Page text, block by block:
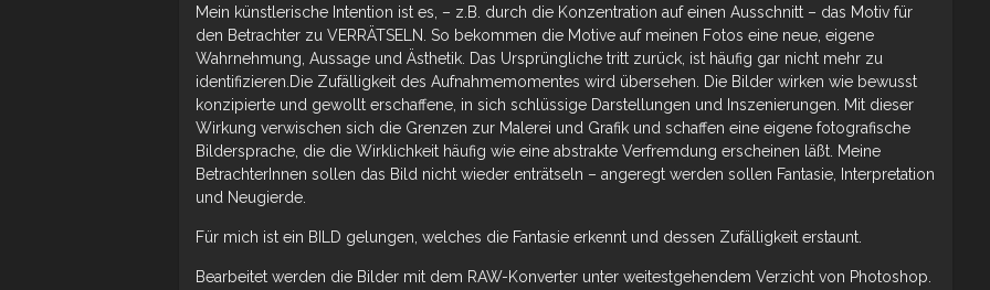
Mein künstlerische Intention ist es, – z.B. durch die Konzentration auf einen Ausschnitt – das Motiv für
den Betrachter zu VERRÄTSELN. So bekommen die Motive auf meinen Fotos eine neue, eigene
Wahrnehmung, Aussage und Ästhetik. Das Ursprüngliche tritt zurück, ist häufig gar nicht mehr zu
identifizieren.Die Zufälligkeit des Aufnahmemomentes wird übersehen. Die Bilder wirken wie bewusst
konzipierte und gewollt erschaffene, in sich schlüssige Darstellungen und Inszenierungen. Mit dieser
Wirkung verwischen sich die Grenzen zur Malerei und Grafik und schaffen eine eigene fotografische
Bildersprache, die die Wirklichkeit häufig wie eine abstrakte Verfremdung erscheinen läßt. Meine
BetrachterInnen sollen das Bild nicht wieder enträtseln – angeregt werden sollen Fantasie, Interpretation
und Neugierde.
Für mich ist ein BILD gelungen, welches die Fantasie erkennt und dessen Zufälligkeit erstaunt.
Bearbeitet werden die Bilder mit dem RAW-Konverter unter weitestgehendem Verzicht von Photoshop.